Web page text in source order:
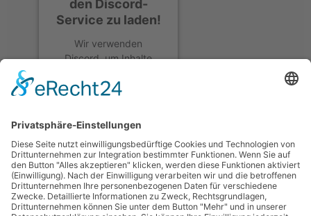
den Discord-
Service zu laden!
Wir verwenden
Discord, um Inhalte
Service kann Daten zu
Sie die Details durch
und stimmen Sie der
Nutzung des Service
zu, um diese Inhalte
anzuzeigen.